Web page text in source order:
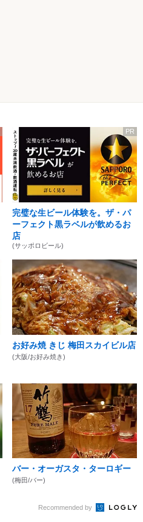
PR
完璧な生ビール体験を。ザ・パ
ーフェクト黒ラベルが飲めるお
店
(サッポロビール)
お好み焼 きじ 梅田スカイビル店
(大阪/お好み焼き)
バー・オーガスタ・ターロギー
(梅田/バー)
Recommended by